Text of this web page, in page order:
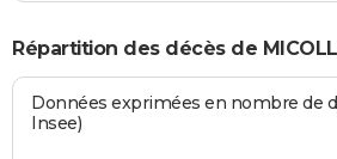
Répartition des décès de
Données exprimées en nombre de
Insee)